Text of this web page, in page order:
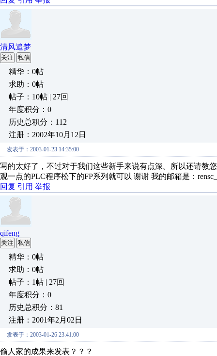
清风追梦
关注 私信
精华：0帖
求助：0帖
帖子：10帖 | 27回
年度积分：0
历史总积分：112
注册：2002年10月12日
发表于：2003-01-23 14:35:00
写的太好了，不过对于我们这些新手来说有点深。所以还请教
观一点的PLC程序松下的FP系列就可以 谢谢 我的邮箱是：
回复 引用 举报
qifeng
关注 私信
精华：0帖
求助：0帖
帖子：1帖 | 27回
年度积分：0
历史总积分：81
注册：2001年2月02日
发表于：2003-01-26 23:41:00
偷人家的成果来发表？？？